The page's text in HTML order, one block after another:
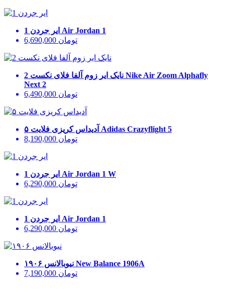
ایر جردن 1 Air Jordan 1
6,690,000 تومان
نایک ایر زوم آلفا فلای نکست 2 Nike Air Zoom Alphafly
Next 2
6,490,000 تومان
آدیداس کریزی فلایت ۵ Adidas Crazyflight 5
8,190,000 تومان
ایر جردن 1 Air Jordan 1 W
6,290,000 تومان
ایر جردن 1 Air Jordan 1
6,290,000 تومان
نیوبالانس ۱۹۰۶ New Balance 1906A
7,190,000 تومان